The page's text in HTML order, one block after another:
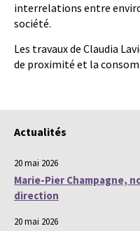
interrelations entre
société.
Les travaux de Claudia
de proximité et la
Actualités
20 mai 2026
Marie-Pier Champagne,
direction
20 mai 2026